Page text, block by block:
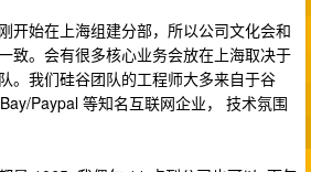
开始在上海组建分部，所以公司文化会和
致。会有很多核心业务会放在上海取决于
。我们硅谷团队的工程师大多来自于谷
Paypal 等知名互联网企业， 技术氛围